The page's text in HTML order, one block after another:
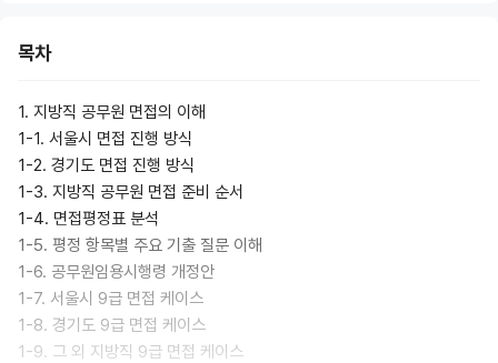
목차
1. 지방직 공무원 면접의 이해
1-1. 서울시 면접 진행 방식
1-2. 경기도 면접 진행 방식
1-3. 지방직 공무원 면접 준비 순서
1-4. 면접평정표 분석
1-5. 평정 항목별 주요 기출 질문 이해
1-6. 공무원임용시행령 개정안
1-7. 서울시 9급 면접 케이스
1-8. 경기도 9급 면접 케이스
1-9. 그 외 지방직 9급 면접 케이스